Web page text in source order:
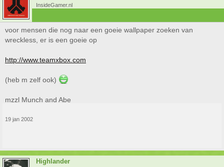
InsideGamer.nl
voor mensen die nog naar een goeie wallpaper zoeken van
wreckless, er is een goeie op
http://www.teamxbox.com
(heb m zelf ook)
mzzl Munch and Abe
19 jan 2002
Highlander